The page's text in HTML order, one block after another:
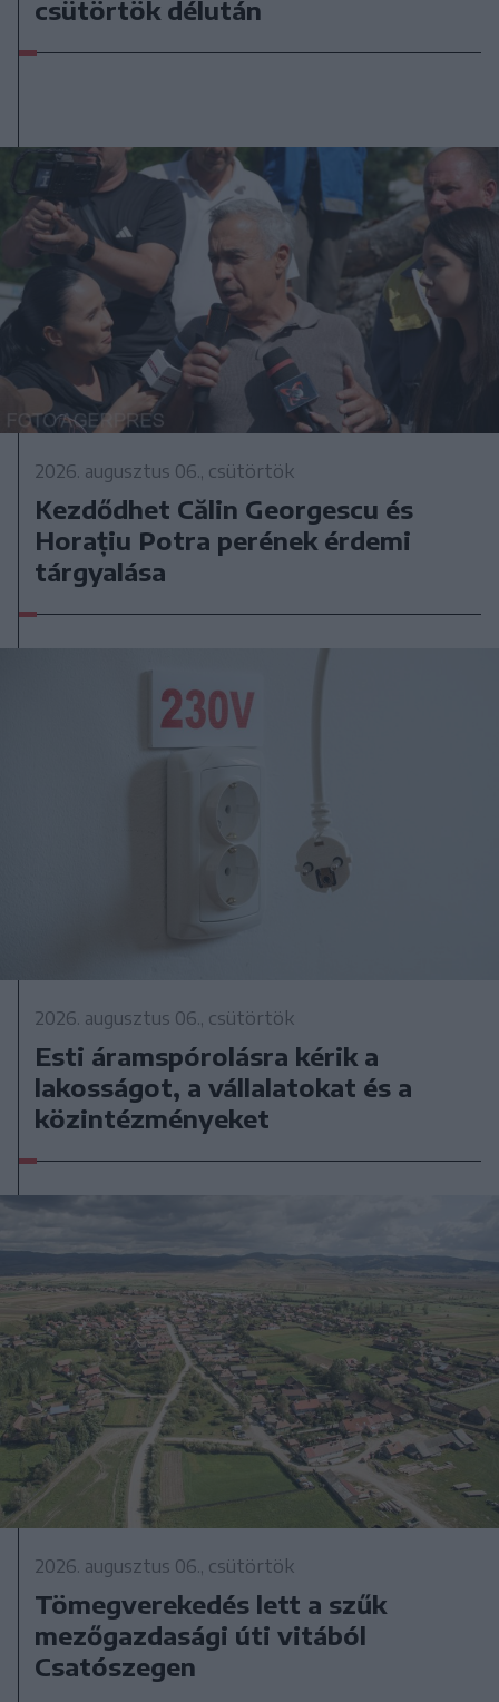
csütörtök délután
2026. augusztus 06., csütörtök
Kezdődhet Călin Georgescu és
Horațiu Potra perének érdemi
tárgyalása
2026. augusztus 06., csütörtök
Esti áramspórolásra kérik a
lakosságot, a vállalatokat és a
közintézményeket
2026. augusztus 06., csütörtök
Tömegverekedés lett a szűk
mezőgazdasági úti vitából
Csatószegen